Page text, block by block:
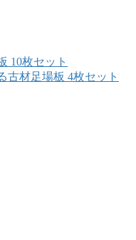
10枚セット
古材足場板 4枚セット